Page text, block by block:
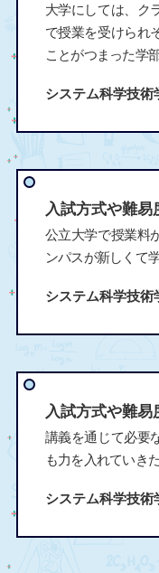
大学にしては、ク
で授業を受けられ
ことがつまった学
システム科学技術
入試方式や難易
公立大学で授業料
ンパスが新しくて
システム科学技術
入試方式や難易
講義を通じて必要
も力を入れていき
システム科学技術